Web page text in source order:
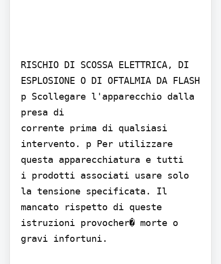
RISCHIO DI SCOSSA ELETTRICA, DI
ESPLOSIONE O DI OFTALMIA DA FLASH
p Scollegare l'apparecchio dalla
presa di
corrente prima di qualsiasi
intervento. p Per utilizzare
questa apparecchiatura e tutti
i prodotti associati usare solo
la tensione specificata. Il
mancato rispetto di queste
istruzioni provocher� morte o
gravi infortuni.